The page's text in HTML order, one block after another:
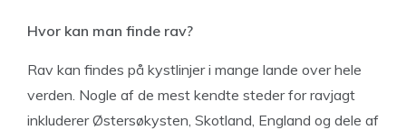
Hvor kan man finde rav?
Rav kan findes på kystlinjer i mange lande over hele
verden. Nogle af de mest kendte steder for ravjagt
inkluderer Østersøkysten, Skotland, England og dele af